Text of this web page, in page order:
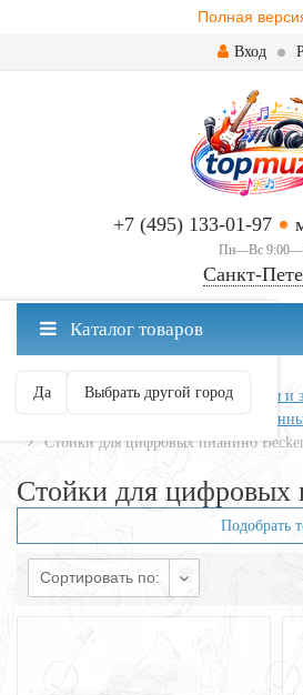
Полная
Вход
+7 (495) 133-01-97
Пн—Вс
Санкт-
Санкт-Петербург ваш город?
Да Выбрать другой город
Каталог товаров
Главная Клавишные
Аксессуары и
Стойки для цифровых пианино
Стойки для цифровых
Подобрать
Сортировать по: